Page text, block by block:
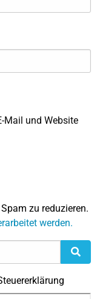
Mail und Website
zu reduzieren.
werden.